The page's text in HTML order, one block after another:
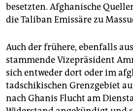
besetzten. Afghanische
die Taliban Emissäre zu
Auch der frühere, ebenfalls
stammende Vizepräsident
sich entweder dort oder im
tadschikischen Grenzgebiet
nach Ghanis Flucht am